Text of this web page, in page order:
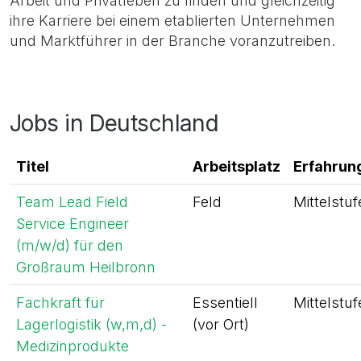
ihre Karriere bei einem etablierten Unternehmen
und Marktführer in der Branche voranzutreiben.
Jobs in Deutschland
Titel Arbeitsplatz
Team Lead Field
Service Engineer
(m/w/d) für den
Großraum Heilbronn
Feld
Fachkraft für
Lagerlogistik (w,m,d) -
Medizinprodukte
Essentiell
(vor Ort)